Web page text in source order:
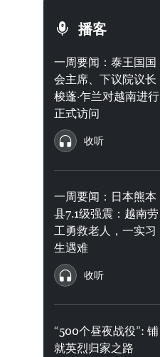
播客
一周要闻：泰王国国
会主席、下议院议长
梭蓬·乍兰对越南进行
正式访问
收听
一周要闻：日本熊本
县7.1级强震：越南劳
工勇救老人，一实习
生遇难
收听
“500个昼夜战役”: 铺
就英烈归家之路